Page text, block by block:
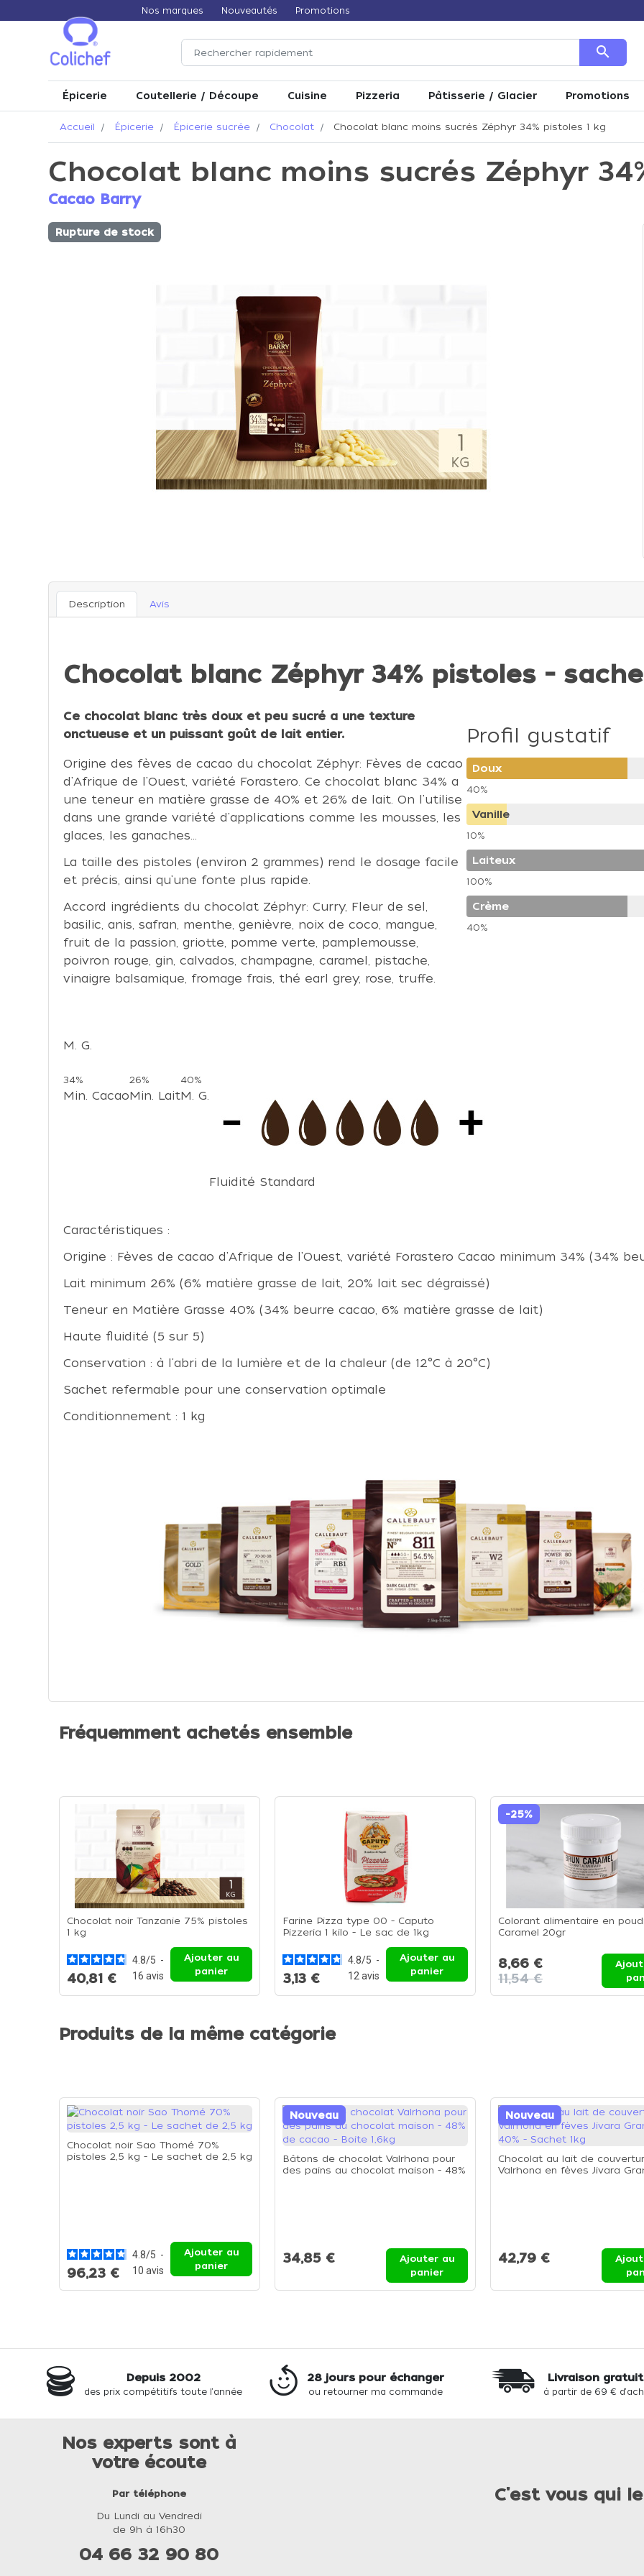
Nos marques Nouveautés Promotions
search
Épicerie Coutellerie / Découpe Cuisine Pizzeria Pâtisserie / Glacier Promotions
Accueil Épicerie Épicerie sucrée Chocolat Chocolat blanc moins sucrés Zéphyr 34% pistoles 1 kg
Chocolat blanc moins sucrés Zéphyr
Cacao Barry
Rupture de stock
Description Avis
Chocolat blanc Zéphyr 34% pistoles -
Ce chocolat blanc très doux et peu sucré a une texture
onctueuse et un puissant goût de lait entier.
Origine des fèves de cacao du chocolat Zéphyr: Fèves de cacao
d'Afrique de l'Ouest, variété Forastero. Ce chocolat blanc 34% a
une teneur en matière grasse de 40% et 26% de lait. On l'utilise
dans une grande variété d'applications comme les mousses, les
glaces, les ganaches...
La taille des pistoles (environ 2 grammes) rend le dosage facile
et précis, ainsi qu'une fonte plus rapide.
Accord ingrédients du chocolat Zéphyr: Curry, Fleur de sel,
basilic, anis, safran, menthe, genièvre, noix de coco, mangue,
fruit de la passion, griotte, pomme verte, pamplemousse,
poivron rouge, gin, calvados, champagne, caramel, pistache,
vinaigre balsamique, fromage frais, thé earl grey, rose, truffe.
Profil gustatif
Doux
40%
Vanille
10%
Laiteux
100%
Crème
40%
M. G.
34%
Min. Cacao
26%
Min. Lait
40%
M. G.
Fluidité Standard
Caractéristiques :
Origine : Fèves de cacao d'Afrique de l'Ouest, variété Forastero Cacao minimum 34% (34%
Lait minimum 26% (6% matière grasse de lait, 20% lait sec dégraissé)
Teneur en Matière Grasse 40% (34% beurre cacao, 6% matière grasse de lait)
Haute fluidité (5 sur 5)
Conservation : à l'abri de la lumière et de la chaleur (de 12°C à 20°C)
Sachet refermable pour une conservation optimale
Conditionnement : 1 kg
Fréquemment achetés ensemble
Chocolat noir Tanzanie 75% pistoles
1 kg
4.8/5 -
16 avis
40,81 €
Ajouter au
panier
Farine Pizza type 00 - Caputo
Pizzeria 1 kilo - Le sac de 1kg
4.8/5 -
12 avis
3,13 €
Ajouter au
panier
-25%
Colorant alimentaire en
Caramel 20gr
8,66 €
11,54 €
Produits de la même catégorie
Chocolat noir Sao Thomé 70%
pistoles 2,5 kg - Le sachet de 2,5 kg
4.8/5 -
10 avis
96,23 €
Ajouter au
panier
Nouveau
Bâtons de chocolat Valrhona pour
des pains au chocolat maison - 48%
34,85 €
Ajouter au
panier
Nouveau
Chocolat au lait de
Valrhona en fèves Jivara
42,79 €
Depuis 2002
des prix compétitifs toute l'année
28 jours pour échanger
ou retourner ma commande
Livraison
à partir de 69 €
Nos experts sont à
votre écoute
Par téléphone
Du Lundi au Vendredi
de 9h à 16h30
04 66 32 90 80
C'est vous qui